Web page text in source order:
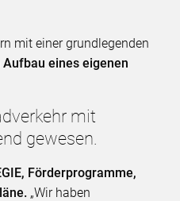
mit einer grundlegenden
Aufbau eines eigenen
mit
gewesen.
Förderprogramme,
„Wir haben